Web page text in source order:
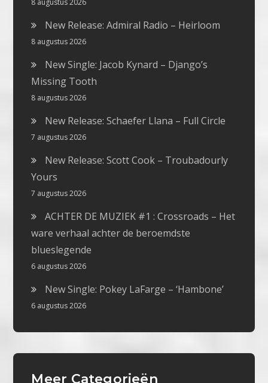
8 augustus 2026
New Release: Admiral Radio – Heirloom
8 augustus 2026
New Single: Jacob Kynard – Django’s
Missing Tooth
8 augustus 2026
New Release: Schaefer Llana – Full Circle
7 augustus 2026
New Release: Scott Cook – Troubadourly
Yours
7 augustus 2026
ACHTER DE MUZIEK #1 : Crossroads – Het
ware verhaal achter de beroemdste
blueslegende
6 augustus 2026
New Single: Pokey LaFarge – ‘Hambone’
6 augustus 2026
Meer Categorieën